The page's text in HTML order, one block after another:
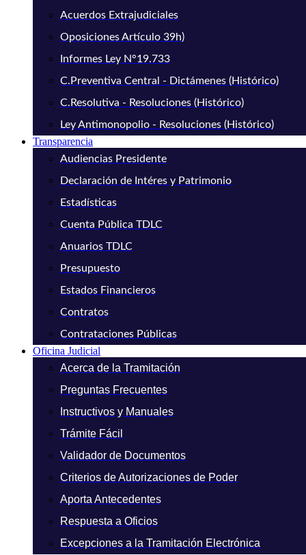
Acuerdos Extrajudiciales
Oposiciones Artículo 39h)
Informes Ley N°19.733
C.Preventiva Central - Dictámenes (Histórico)
C.Resolutiva - Resoluciones (Histórico)
Ley Antimonopolio - Resoluciones (Histórico)
Transparencia
Audiencias Presidente
Declaración de Intéres y Patrimonio
Estadísticas
Cuenta Pública TDLC
Anuarios TDLC
Presupuesto
Estados Financieros
Contratos
Contrataciones Públicas
Oficina Judicial
Acerca de la Tramitación
Preguntas Frecuentes
Instructivos y Manuales
Trámite Fácil
Validador de Documentos
Criterios de Autorizaciones de Poder
Aporta Antecedentes
Respuesta a Oficios
Excepciones a la Tramitación Electrónica